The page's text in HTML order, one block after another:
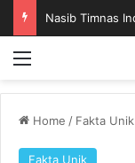
Home / Fakta Unik
Fakta Unik